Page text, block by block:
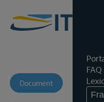
FAQ
Document